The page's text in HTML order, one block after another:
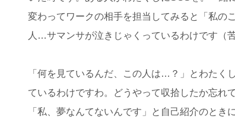
変わってワークの相手を担当してみると「私の
人…サマンサが泣きじゃくっているわけです（苦
「何を見ているんだ、この人は…？」とわたく
ているわけですわ。どうやって収拾したか忘れ
「私、夢なんてないんです」と自己紹介のと